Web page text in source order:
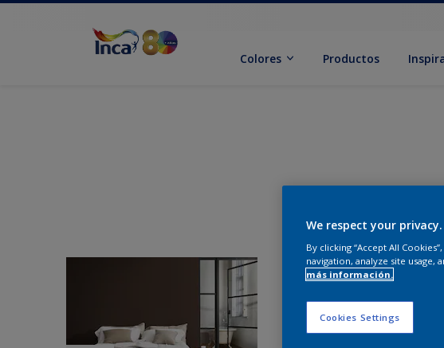
Colores Productos
We respect your privacy.
By clicking “Accept All
navigation, analyze site usage,
más información.
Cookies Settings